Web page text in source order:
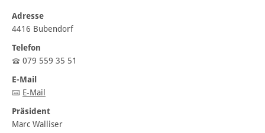
Adresse
4416 Bubendorf
Telefon
079 559 35 51
E-Mail
E-Mail
Präsident
Marc Walliser